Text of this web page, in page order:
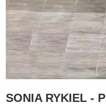
SONIA RYKIEL -